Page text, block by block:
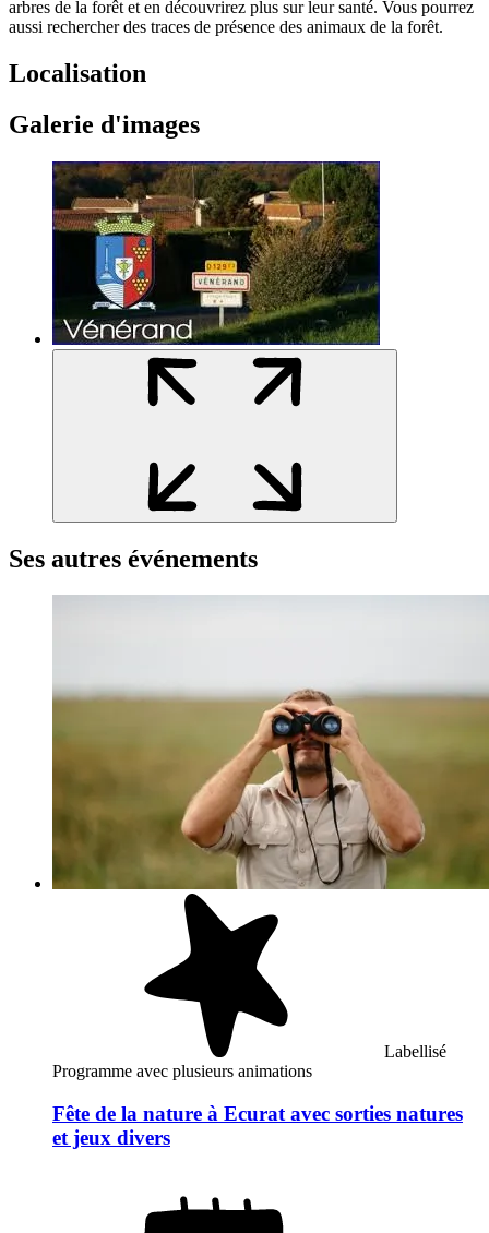
arbres de la forêt et en découvrirez plus sur leur santé. Vous pourrez
aussi rechercher des traces de présence des animaux de la forêt.
Localisation
Galerie d'images
Ses autres événements
Labellisé
Programme avec plusieurs animations
Fête de la nature à Ecurat avec sorties natures
et jeux divers